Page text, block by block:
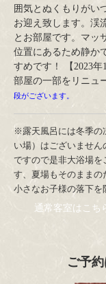
囲気とぬくもりがい
お迎え致します。渓
とお部屋です。マッ
位置にあるため静か
すめです！ 【2023
部屋の一部をリニュ
段がございます。
※露天風呂には冬季の
い場）はございません
ですので是非大浴場を
す、夏場もそのまま
小さなお子様の落下
通常客室はこち
ご予